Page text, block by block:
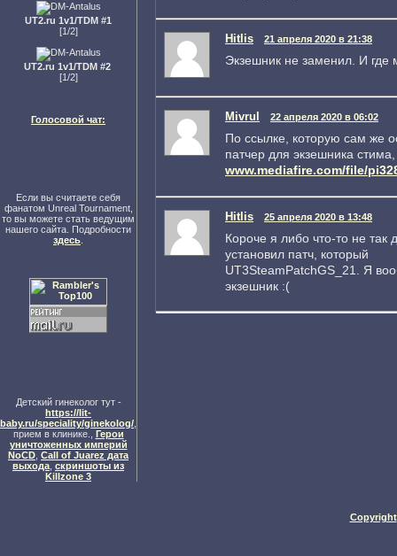
UT2.ru 1v1/TDM #1
[1/2]
UT2.ru 1v1/TDM #2
[1/2]
Голосовой чат:
Если вы считаете себя
фанатом Unreal Tournament,
то вы можете стать ведущим
нашего сайта. Подробности
здесь
Детский гинеколог тут -
https://lit-
baby.ru/speciality/ginekolog/
прием в клинике., Герои
уничтоженных империй
NoCD Call of Juarez дата
выхода скриншоты из
Killzone 3
Hitlis 21 апреля 2020 в 21:38
Экзешник не заменил. И где
Mivrul 22 апреля 2020 в 06:02
По ссылке, которую сам же
патчер для экзешника
www.mediafire.com/file/
Hitlis 25 апреля 2020 в 13:48
Короче я либо что-то не
установил патч, который
UT3SteamPatchGS_21. Я
экзешник :(
Copyright